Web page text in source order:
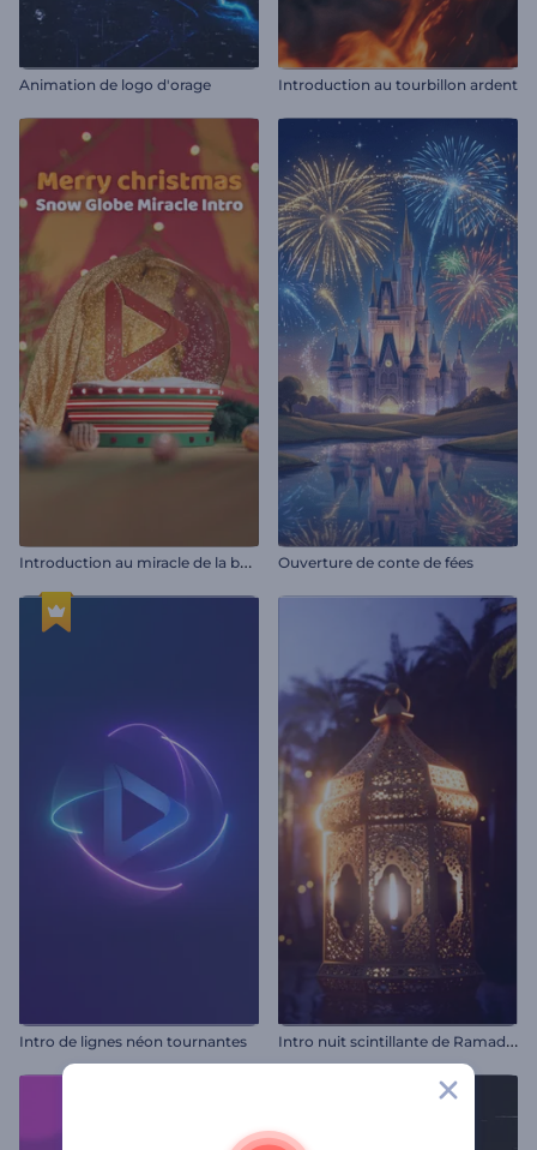
Animation de logo d'orage Introduction au tourbillon ardent
I
ntroduction au miracle de la boule à neige Ouverture de conte de fées
Intro de lignes néon tournantes I
ntro nuit scintillante de Ramadan